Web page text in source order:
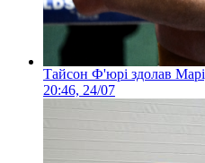
Тайсон Ф'юрі здолав
20:46, 24/07